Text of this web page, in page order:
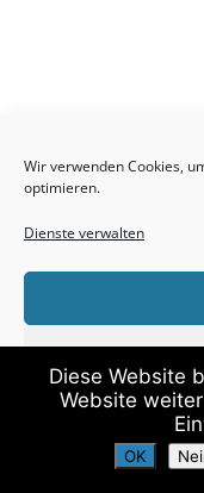
Wir verwenden Cookies,
optimieren.
Dienste verwalten
Cookie-
©2026 -
Diese Website
Website
OK